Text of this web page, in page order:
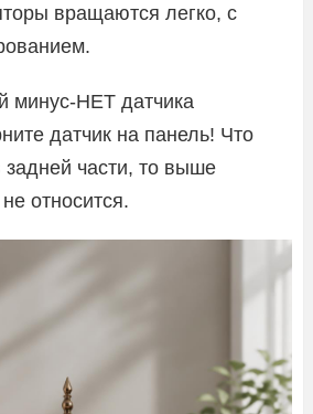
вращаются легко, с
минус-НЕТ датчика
датчик на панель! Что
задней части, то выше
относится.